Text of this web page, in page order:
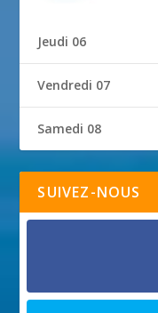
Jeudi 06
Vendredi 07
Samedi 08
SUIVEZ-NOUS